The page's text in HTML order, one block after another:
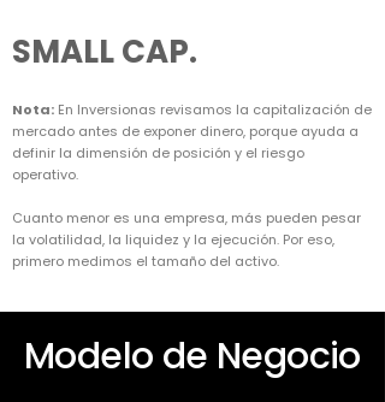
SMALL CAP.
Nota: En Inversionas revisamos la capitalización de
mercado antes de exponer dinero, porque ayuda a
definir la dimensión de posición y el riesgo
operativo.
Cuanto menor es una empresa, más pueden pesar
la volatilidad, la liquidez y la ejecución. Por eso,
primero medimos el tamaño del activo.
Modelo de Negocio